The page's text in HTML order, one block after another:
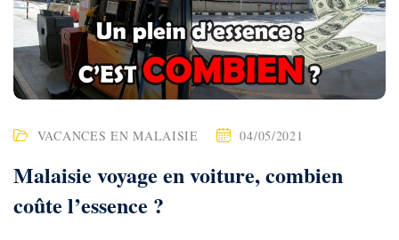
VACANCES EN MALAISIE 04/05/2021
Malaisie voyage en voiture, combien
coûte l’essence ?